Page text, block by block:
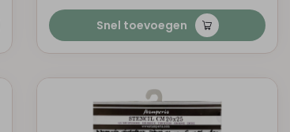
Snel toevoegen